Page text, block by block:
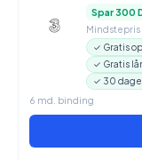
Spar 300
Mindstepris
✓ Gratis
✓ Gratis
✓ 30
6 md. binding